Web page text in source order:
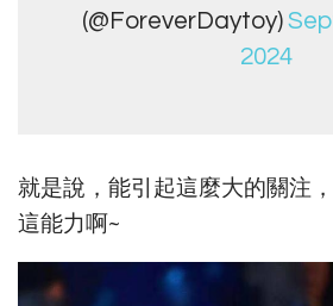
(@ForeverDaytoy)
2024
就是說，能引起這麼大的關注
這能力啊~